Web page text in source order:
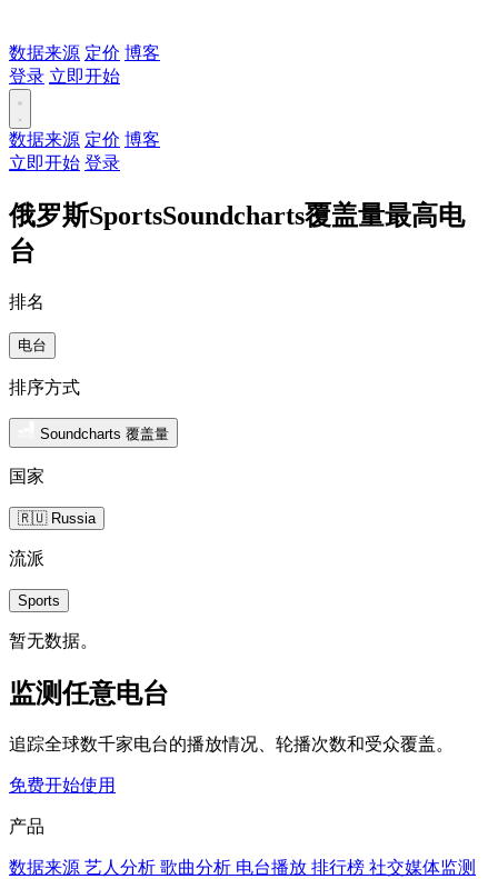
数据来源 定价 博客
登录 立即开始
数据来源 定价 博客
立即开始 登录
俄罗斯SportsSoundcharts覆盖量最高电
台
排名
电台
排序方式
Soundcharts 覆盖量
国家
🇷🇺 Russia
流派
Sports
暂无数据。
监测任意电台
追踪全球数千家电台的播放情况、轮播次数和受众覆盖。
免费开始使用
产品
数据来源 艺人分析 歌曲分析 电台播放 排行榜 社交媒体监测